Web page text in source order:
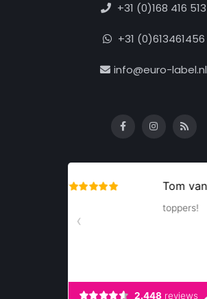
+31 (0)168 416 513
+31 (0)613461456
info@euro-label.nl